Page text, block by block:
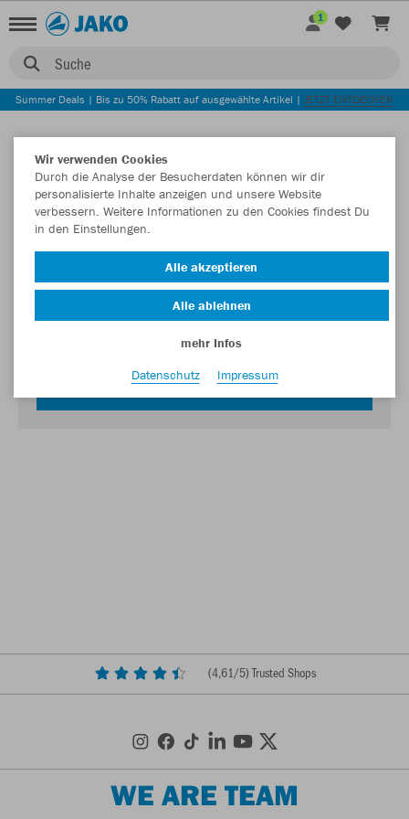
Suche
1
Summer Deals | Bis zu 50% Rabatt auf ausgewählte Artikel | JETZT ENTDECKEN
Login zum Teamshop TSV Sulzdorf
JETZT EINLOGGEN
(4,61/5) Trusted Shops
WE ARE TEAM
Wir verwenden Cookies
Durch die Analyse der Besucherdaten können wir dir
personalisierte Inhalte anzeigen und unsere Website
verbessern. Weitere Informationen zu den Cookies findest Du
in den Einstellungen.
Alle akzeptieren
Alle ablehnen
mehr Infos
Datenschutz
Impressum